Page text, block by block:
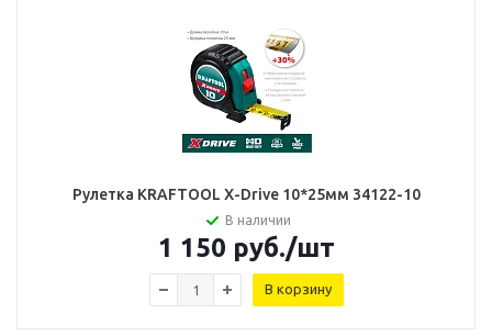
Рулетка KRAFTOOL X-Drive 10*25мм 34122-10
В наличии
1 150 руб./шт
В корзину